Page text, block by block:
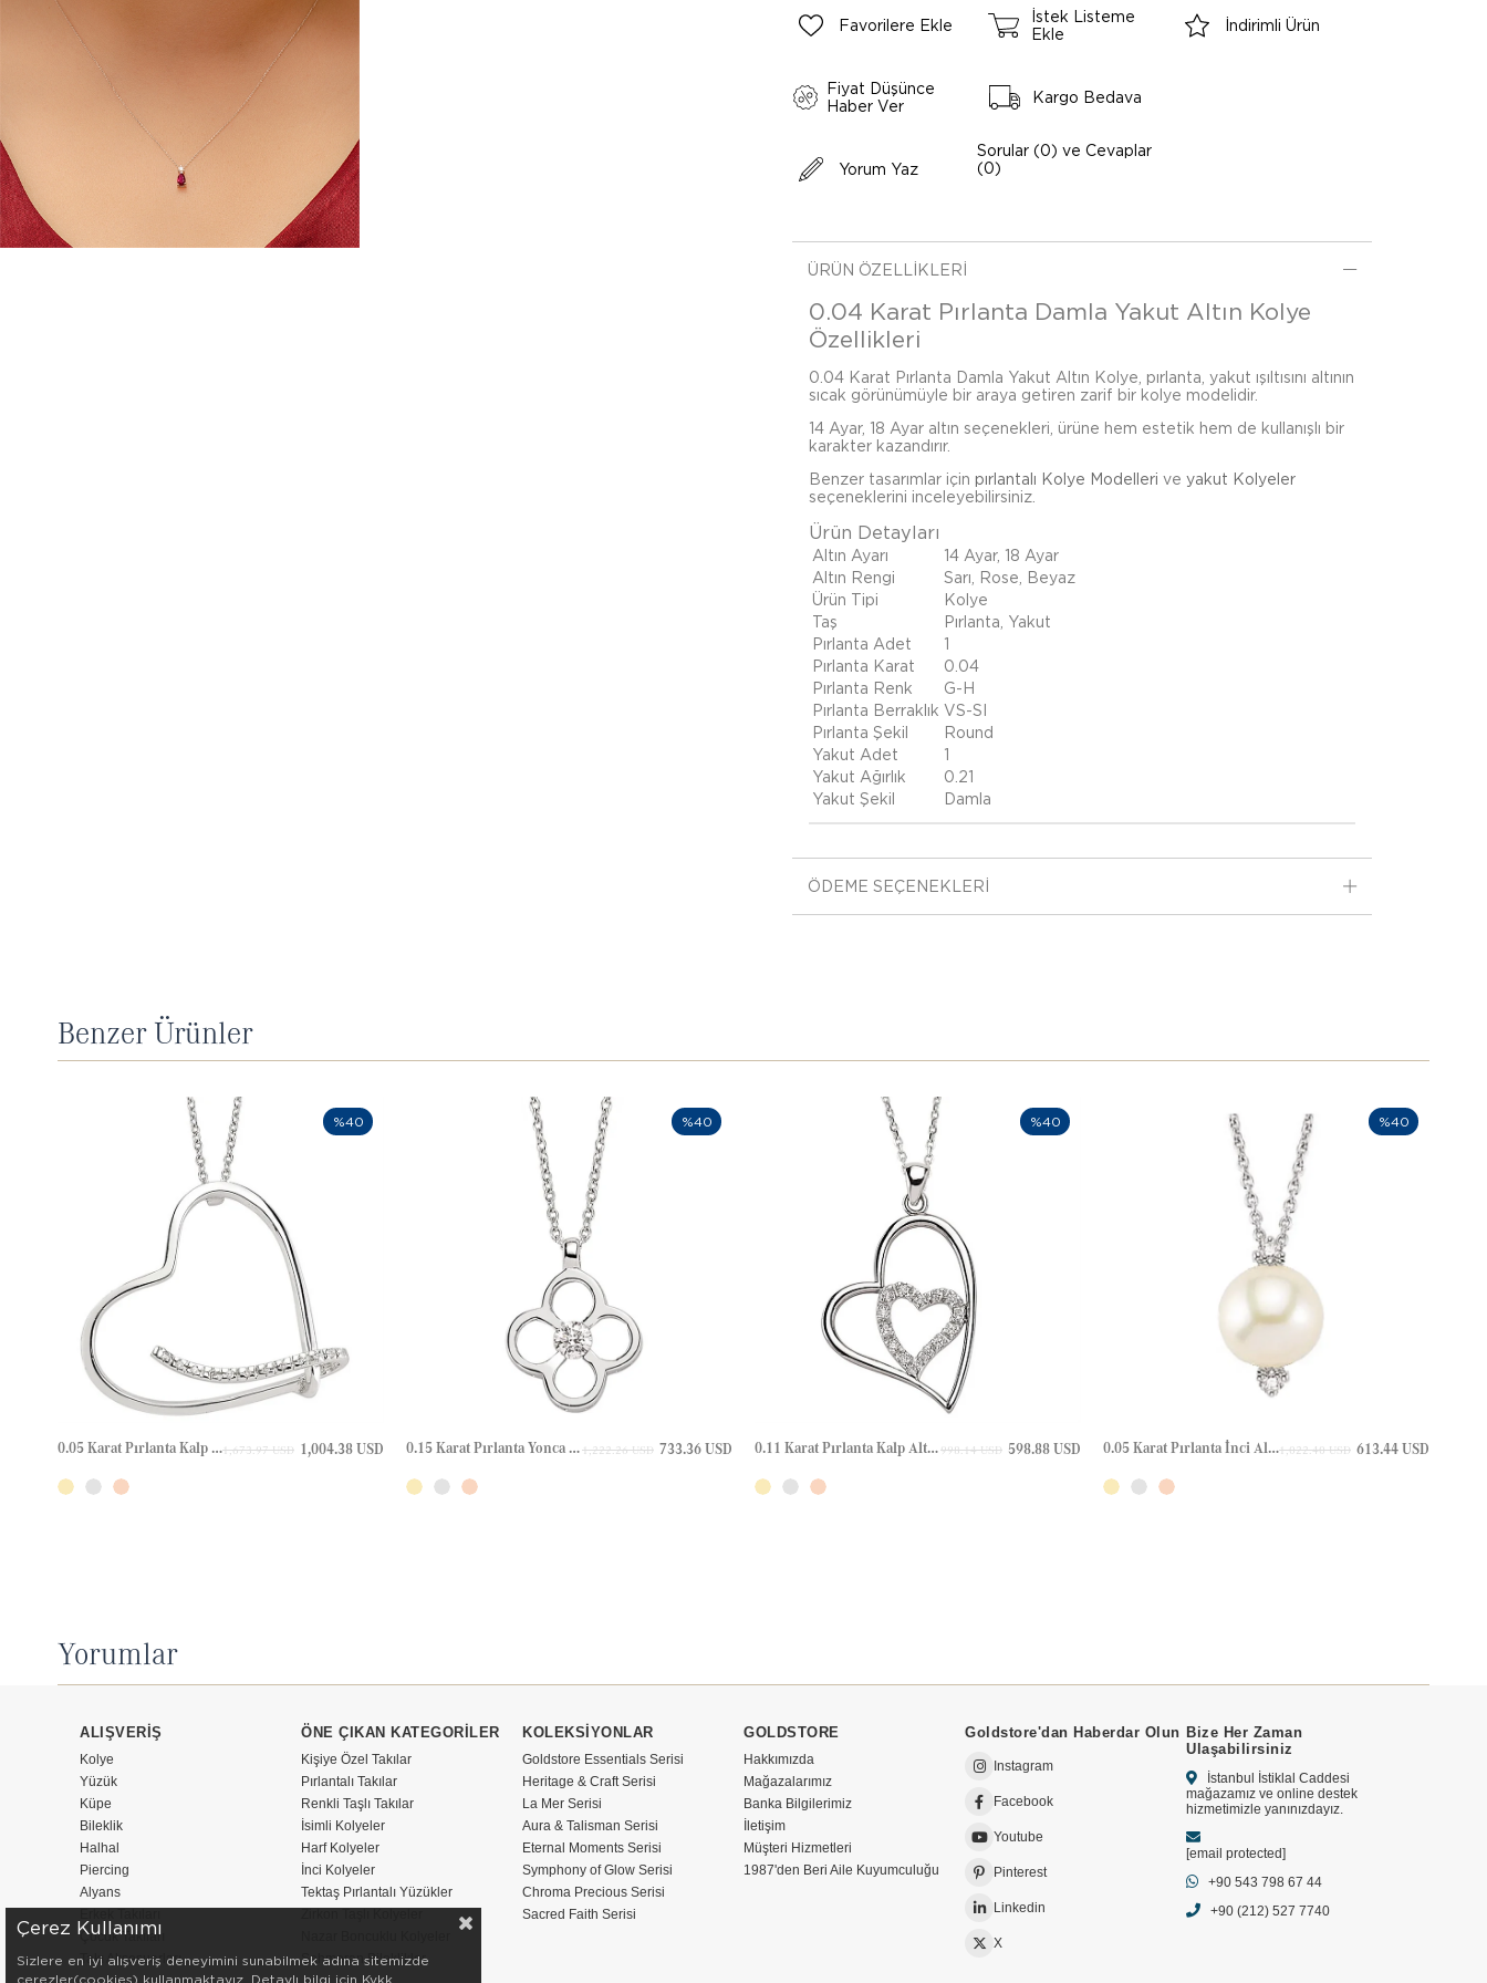
Favorilere Ekle
İstek Listeme
Ekle
İndirimli Ürün
Fiyat Düşünce
Haber Ver
Kargo Bedava
Yorum Yaz
Sorular (0) ve Cevaplar
(0)
ÜRÜN ÖZELLIKLERI
0.04 Karat Pırlanta Damla Yakut Altın Kolye
Özellikleri
0.04 Karat Pırlanta Damla Yakut Altın Kolye, pırlanta, yakut ışıltısını altının
sıcak görünümüyle bir araya getiren zarif bir kolye modelidir.
14 Ayar, 18 Ayar altın seçenekleri, ürüne hem estetik hem de kullanışlı bir
karakter kazandırır.
Benzer tasarımlar için pırlantalı Kolye Modelleri ve yakut Kolyeler
seçeneklerini inceleyebilirsiniz.
Ürün Detayları
Altın Ayarı
14 Ayar, 18 Ayar
Altın Rengi
Sarı, Rose, Beyaz
Ürün Tipi
Kolye
Taş
Pırlanta, Yakut
Pırlanta Adet
1
Pırlanta Karat
0.04
Pırlanta Renk
G-H
Pırlanta Berraklık VS-SI
Pırlanta Şekil
Round
Yakut Adet
1
Yakut Ağırlık
0.21
Yakut Şekil
Damla
ÖDEME SEÇENEKLERI
Benzer Ürünler
0.05 Karat Pırlanta Kalp Altın Kolye 1,004.38 USD
1,673.97 USD
%40
0.15 Karat Pırlanta Yonca Altın Kolye 733.36 USD
1,222.26 USD
%40
0.11 Karat Pırlanta Kalp Altın Kolye 598.88 USD
998.14 USD
%40
0.05 Karat Pırlanta İnci Altın Kolye 613.44 USD
1,022.40 USD
%40
Yorumlar
ALIŞVERİŞ
Kolye
Yüzük
Küpe
Bileklik
Halhal
Piercing
Alyans
Çocuk Takıları
Takı Aksesuarları
ÖNE ÇIKAN KATEGORİLER
Kişiye Özel Takılar
Pırlantalı Takılar
Renkli Taşlı Takılar
İsimli Kolyeler
Harf Kolyeler
İnci Kolyeler
Tektaş Pırlantalı Yüzükler
Şahmeran Bileklikler
KOLEKSİYONLAR
Goldstore Essentials Serisi
Heritage & Craft Serisi
La Mer Serisi
Aura & Talisman Serisi
Eternal Moments Serisi
Symphony of Glow Serisi
Chroma Precious Serisi
Sacred Faith Serisi
GOLDSTORE
Hakkımızda
Mağazalarımız
Banka Bilgilerimiz
İletişim
Müşteri Hizmetleri
1987'den Beri Aile Kuyumculuğu
Goldstore'dan Haberdar Olun
Instagram
Facebook
Youtube
Pinterest
Linkedin
X
Bize Her Zaman
Ulaşabilirsiniz
İstanbul İstiklal Caddesi
mağazamız ve online destek
hizmetimizle yanınızdayız.
[email protected]
+90 543 798 67 44
+90 (212) 527 7740
Çerez Kullanımı
Sizlere en iyi alışveriş deneyimini sunabilmek adına sitemizde
çerezler(cookies) kullanmaktayız. Detaylı bilgi için Kvkk